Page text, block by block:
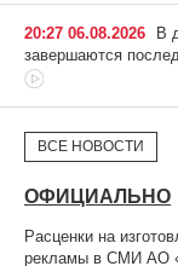
20:27 06.08.2026
В
завершаются
ВСЕ НОВОСТИ
ОФИЦИАЛЬНО
Расценки на
рекламы в СМИ АО